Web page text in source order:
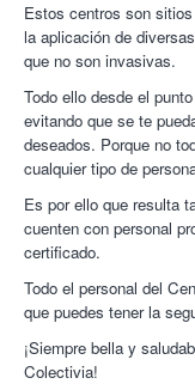
Estos centros son
la aplicación de
que no son invasivas.
Todo ello desde el
evitando que se te
deseados. Porque no
cualquier tipo de
Es por ello que resulta
cuenten con personal
certificado.
Todo el personal del
que puedes tener la
¡Siempre bella y
Colectivia!